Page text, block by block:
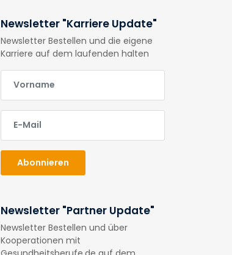
Newsletter "Karriere Update"
Newsletter Bestellen und die eigene
Karriere auf dem laufenden halten
E-Mail
E-Mail
Abonnieren
Newsletter "Partner Update"
Newsletter Bestellen und über
Kooperationen mit